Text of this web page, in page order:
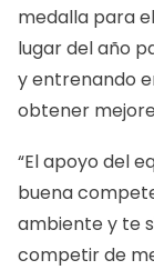
medalla para
lugar del año
y entrenando
obtener
“El apoyo del
buena
ambiente y te
competir de